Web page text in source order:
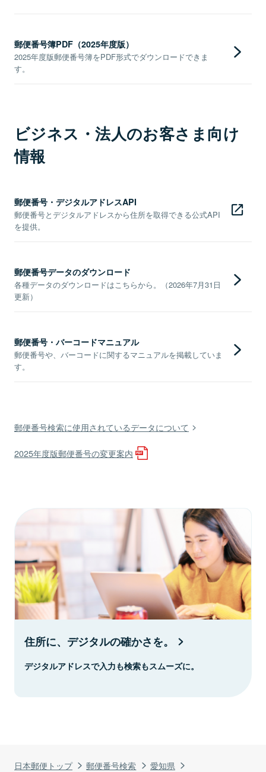
日本郵便トップ 郵便番号検索
愛知県
郵便番号簿PDF（2025年度版）
2025年度版郵便番号簿をPDF形式でダウンロードできま
す。
ビジネス・法人のお客さま向け
情報
郵便番号・デジタルアドレスAPI
郵便番号とデジタルアドレスから住所を取得できる公式API
を提供。
郵便番号データのダウンロード
各種データのダウンロードはこちらから。（2026年7月31日
更新）
郵便番号・バーコードマニュアル
郵便番号や、バーコードに関するマニュアルを掲載していま
す。
郵便番号検索に使用されているデータについて
2025年度版郵便番号の変更案内
住所に、デジタルの確かさを。
デジタルアドレスで入力も検索もスムーズに。